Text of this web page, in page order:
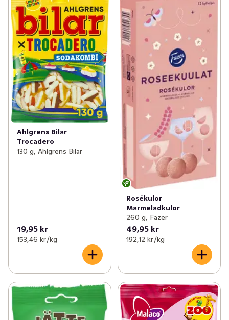
Ahlgrens Bilar
Trocadero
130 g, Ahlgrens Bilar
19,95 kr
153,46 kr /kg
Rosékulor
Marmeladkulor
260 g, Fazer
49,95 kr
192,12 kr /kg